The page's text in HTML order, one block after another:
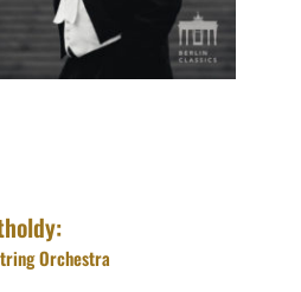
Orchestra